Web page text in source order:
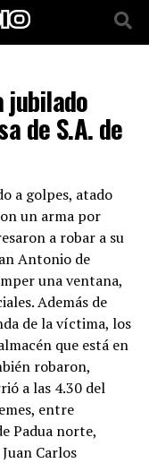
jubilado
de S.A. de
a golpes, atado
un arma por
a robar a su
Antonio de
una ventana,
Además de
de la víctima, los
que está en
robaron,
a las 4.30 del
entre
Padua norte,
Carlos